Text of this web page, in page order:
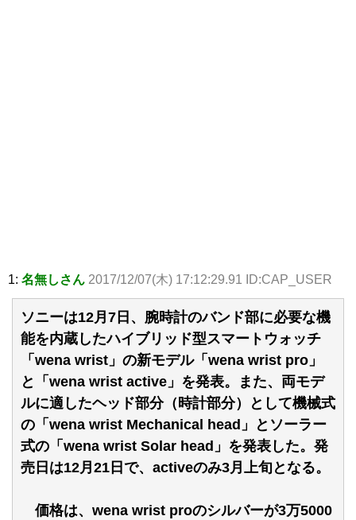
1: 名無しさん 2017/12/07(木) 17:12:29.91 ID:CAP_USER
ソニーは12月7日、腕時計のバンド部に必要な機
能を内蔵したハイブリッド型スマートウォッチ
「wena wrist」の新モデル「wena wrist pro」
と「wena wrist active」を発表。また、両モデ
ルに適したヘッド部分（時計部分）として機械式
の「wena wrist Mechanical head」とソーラー
式の「wena wrist Solar head」を発表した。発
売日は12月21日で、activeのみ3月上旬となる。
価格は、wena wrist proのシルバーが3万5000